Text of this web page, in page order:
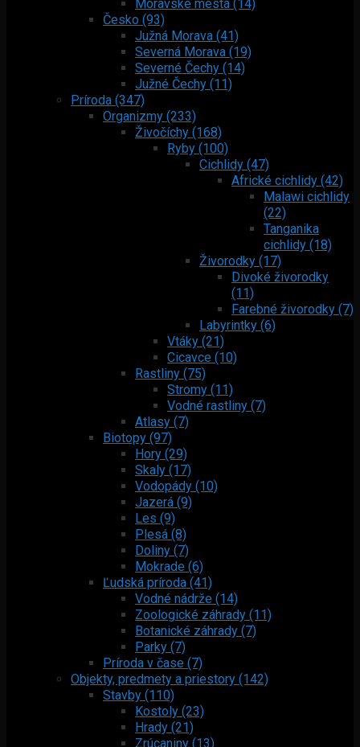
Moravské mestá (14)
Česko (93)
Južná Morava (41)
Severná Morava (19)
Severné Čechy (14)
Južné Čechy (11)
Príroda (347)
Organizmy (233)
Živočíchy (168)
Ryby (100)
Cichlidy (47)
Africké cichlidy (42)
Malawi cichlidy
(22)
Tanganika
cichlidy (18)
Živorodky (17)
Divoké živorodky
(11)
Farebné živorodky (7)
Labyrintky (6)
Vtáky (21)
Cicavce (10)
Rastliny (75)
Stromy (11)
Vodné rastliny (7)
Atlasy (7)
Biotopy (97)
Hory (29)
Skaly (17)
Vodopády (10)
Jazerá (9)
Les (9)
Plesá (8)
Doliny (7)
Mokrade (6)
Ľudská príroda (41)
Vodné nádrže (14)
Zoologické záhrady (11)
Botanické záhrady (7)
Parky (7)
Príroda v čase (7)
Objekty, predmety a priestory (142)
Stavby (110)
Kostoly (23)
Hrady (21)
Zrúcaniny (13)